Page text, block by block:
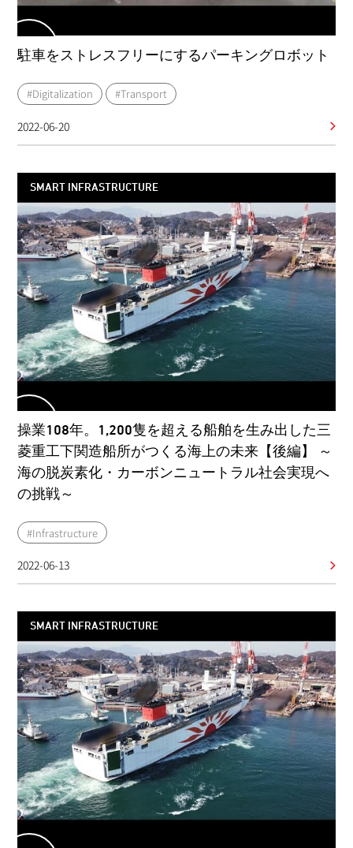
駐車をストレスフリーにするパーキングロボット
#Digitalization #Transport
2022-06-20
SMART INFRASTRUCTURE
操業108年。1,200隻を超える船舶を生み出した三
菱重工下関造船所がつくる海上の未来【後編】 ～
海の脱炭素化・カーボンニュートラル社会実現へ
の挑戦～
#Infrastructure
2022-06-13
SMART INFRASTRUCTURE